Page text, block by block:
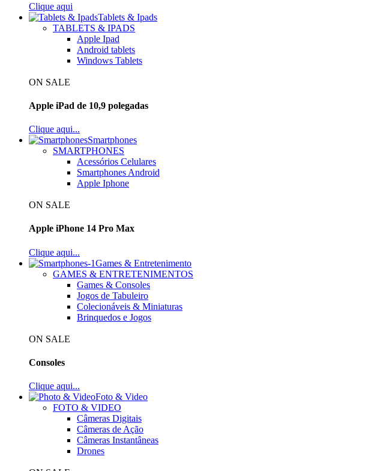
Clique aqui
Tablets & Ipads
TABLETS & IPADS
Apple Ipad
Android tablets
Windows Tablets
ON SALE
Apple iPad de 10,9 polegadas
Clique aqui...
Smartphones
SMARTPHONES
Acessórios Celulares
Smartphones Android
Apple Iphone
ON SALE
Apple iPhone 14 Pro Max
Clique aqui...
Games & Entretenimento
GAMES & ENTRETENIMENTOS
Games & Consoles
Jogos de Tabuleiro
Colecionáveis & Miniaturas
Brinquedos e Jogos
ON SALE
Consoles
Clique aqui...
Foto & Video
FOTO & VIDEO
Câmeras Digitais
Câmeras de Ação
Câmeras Instantâneas
Drones